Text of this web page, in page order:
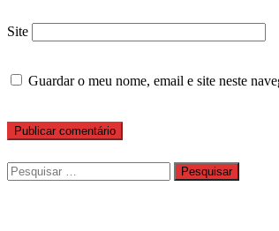
Site
Guardar o meu nome, email e site neste
Pesquisar
por: